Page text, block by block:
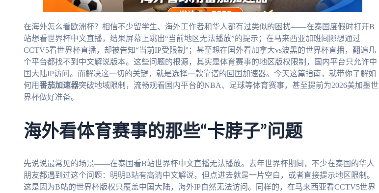
在海外怎么看欧洲杯？相信不少留学生、海外工作者和华人都有过类似的困扰——在泰国度假时打开B
站想看世界杯中文直播，结果屏幕上跳出“当前地区无法播放”的提示；在马来西亚加班间隙想通过
CCTV5看世界杯直播，却被告知“当前IP受限制”；甚至想在国外看加拿大vs波黑的世界杯直播，翻遍几
个平台都找不到中文解说版本。这些问题的根源，其实是体育赛事的地区版权限制，国内平台只允许中
国大陆IP访问。而解决这一切的关键，就是选择一款靠谱的回国加速器。今天这篇指南，就带你了解如
何用番茄加速器突破地域限制，流畅观看国内平台的NBA、足球等体育赛事，甚至提前为2026美加墨世
界杯做好准备。
海外看体育赛事的那些“卡脖子”问题
先说说最常见的场景——在泰国看B站世界杯中文直播无法播放。去年世界杯期间，不少在泰国的华人
朋友都遇到过这个问题：明明B站有高清中文解说，但点进去就是一片空白，或者直接提示地区限制。
这是因为B站的世界杯版权只覆盖中国大陆，海外IP自然无法访问。同样的，在马来西亚看CCTV5世界